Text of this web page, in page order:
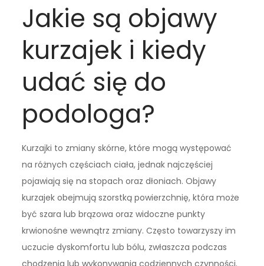
Jakie są objawy
kurzajek i kiedy
udać się do
podologa?
Kurzajki to zmiany skórne, które mogą występować
na różnych częściach ciała, jednak najczęściej
pojawiają się na stopach oraz dłoniach. Objawy
kurzajek obejmują szorstką powierzchnię, która może
być szara lub brązowa oraz widoczne punkty
krwionośne wewnątrz zmiany. Często towarzyszy im
uczucie dyskomfortu lub bólu, zwłaszcza podczas
chodzenia lub wykonywania codziennych czynności.